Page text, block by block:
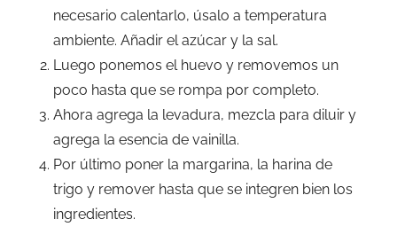
necesario calentarlo, úsalo a temperatura
ambiente. Añadir el azúcar y la sal.
Luego ponemos el huevo y removemos un
poco hasta que se rompa por completo.
Ahora agrega la levadura, mezcla para diluir y
agrega la esencia de vainilla.
Por último poner la margarina, la harina de
trigo y remover hasta que se integren bien los
ingredientes.